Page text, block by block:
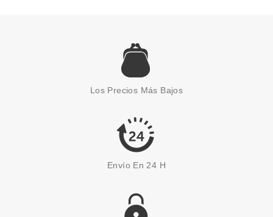
ESSENCE
ESSENCE BRUSH IT LIKE IT'S
ART PINCEL EXTRAFINO
2.55€
Los Precios Más Bajos
Envío En 24 H